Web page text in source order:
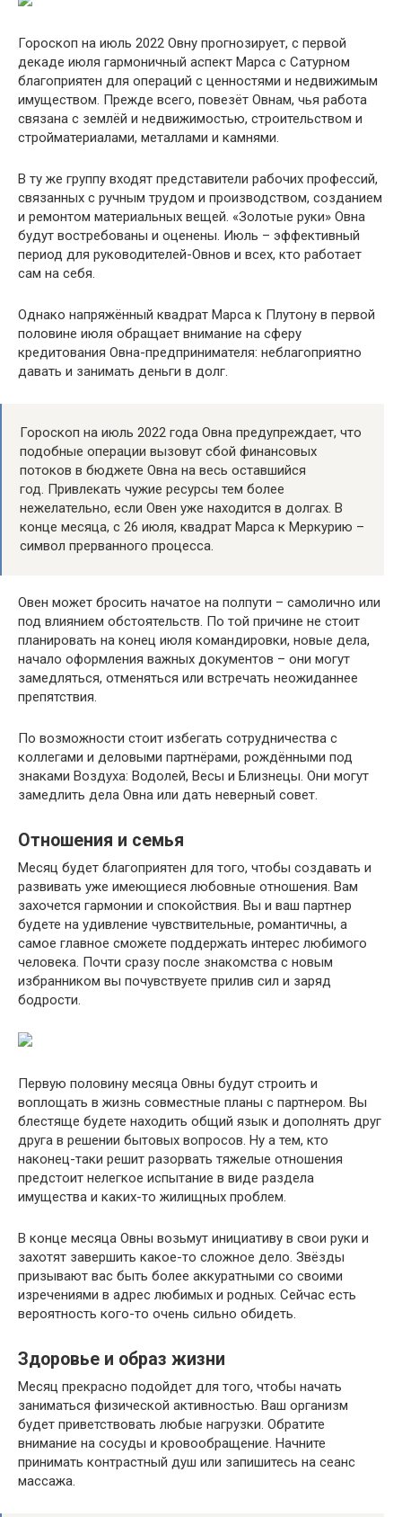
Гороскоп на июль 2022 Овну прогнозирует, с первой
декаде июля гармоничный аспект Марса с Сатурном
благоприятен для операций с ценностями и недвижимым
имуществом. Прежде всего, повезёт Овнам, чья работа
связана с землёй и недвижимостью, строительством и
стройматериалами, металлами и камнями.
В ту же группу входят представители рабочих профессий,
связанных с ручным трудом и производством, созданием
и ремонтом материальных вещей. «Золотые руки» Овна
будут востребованы и оценены. Июль – эффективный
период для руководителей-Овнов и всех, кто работает
сам на себя.
Однако напряжённый квадрат Марса к Плутону в первой
половине июля обращает внимание на сферу
кредитования Овна-предпринимателя: неблагоприятно
давать и занимать деньги в долг.
Гороскоп на июль 2022 года Овна предупреждает, что
подобные операции вызовут сбой финансовых
потоков в бюджете Овна на весь оставшийся
год. Привлекать чужие ресурсы тем более
нежелательно, если Овен уже находится в долгах. В
конце месяца, с 26 июля, квадрат Марса к Меркурию –
символ прерванного процесса.
Овен может бросить начатое на полпути – самолично или
под влиянием обстоятельств. По той причине не стоит
планировать на конец июля командировки, новые дела,
начало оформления важных документов – они могут
замедляться, отменяться или встречать неожиданнее
препятствия.
По возможности стоит избегать сотрудничества с
коллегами и деловыми партнёрами, рождёнными под
знаками Воздуха: Водолей, Весы и Близнецы. Они могут
замедлить дела Овна или дать неверный совет.
Отношения и семья
Месяц будет благоприятен для того, чтобы создавать и
развивать уже имеющиеся любовные отношения. Вам
захочется гармонии и спокойствия. Вы и ваш партнер
будете на удивление чувствительные, романтичны, а
самое главное сможете поддержать интерес любимого
человека. Почти сразу после знакомства с новым
избранником вы почувствуете прилив сил и заряд
бодрости.
Первую половину месяца Овны будут строить и
воплощать в жизнь совместные планы с партнером. Вы
блестяще будете находить общий язык и дополнять друг
друга в решении бытовых вопросов. Ну а тем, кто
наконец-таки решит разорвать тяжелые отношения
предстоит нелегкое испытание в виде раздела
имущества и каких-то жилищных проблем.
В конце месяца Овны возьмут инициативу в свои руки и
захотят завершить какое-то сложное дело. Звёзды
призывают вас быть более аккуратными со своими
изречениями в адрес любимых и родных. Сейчас есть
вероятность кого-то очень сильно обидеть.
Здоровье и образ жизни
Месяц прекрасно подойдет для того, чтобы начать
заниматься физической активностью. Ваш организм
будет приветствовать любые нагрузки. Обратите
внимание на сосуды и кровообращение. Начните
принимать контрастный душ или запишитесь на сеанс
массажа.